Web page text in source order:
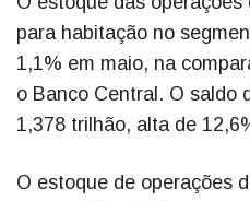
para habitação no
1,1% em maio, na
o Banco Central. O saldo
1,378 trilhão, alta de
O estoque de operações